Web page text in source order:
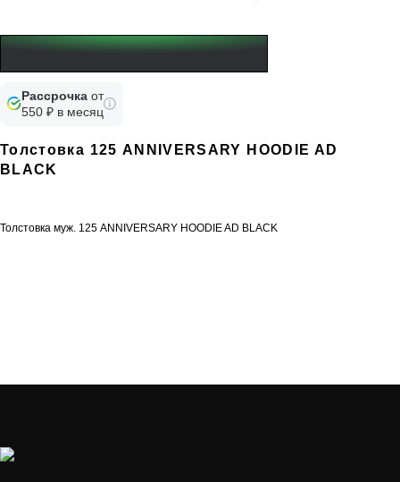
Рассрочка от
550 ₽ в месяц
Толстовка 125 ANNIVERSARY HOODIE AD
BLACK
Толстовка муж. 125 ANNIVERSARY HOODIE AD BLACK